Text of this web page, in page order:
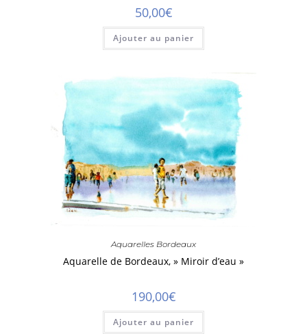
50,00€
Ajouter au panier
Aquarelles Bordeaux
Aquarelle de Bordeaux, » Miroir d’eau »
190,00€
Ajouter au panier